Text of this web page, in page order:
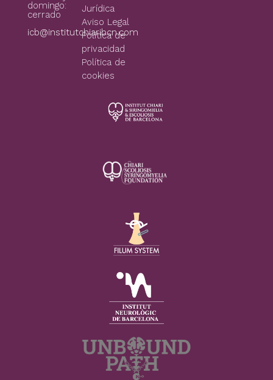
domingo:
cerrado
icb@institutchiaribcn.com
Jurídica
Aviso Legal
Politica de
privacidad
Política de
cookies